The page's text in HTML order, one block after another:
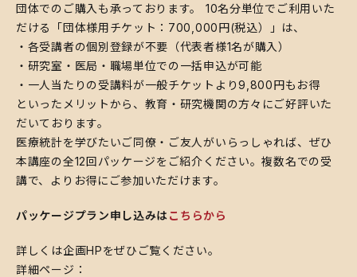
団体でのご購入も承っております。 10名分単位でご利用いた
だける「団体様用チケット：700,000円(税込）」は、
・各受講者の個別登録が不要（代表者様1名が購入）
・研究室・医局・職場単位での一括申込が可能
・一人当たりの受講料が一般チケットより9,800円もお得
といったメリットから、教育・研究機関の方々にご好評いた
だいております。
医療統計を学びたいご同僚・ご友人がいらっしゃれば、ぜひ
本講座の全12回パッケージをご紹介ください。複数名での受
講で、よりお得にご参加いただけます。
パッケージプラン申し込みはこちらから
詳しくは企画HPをぜひご覧ください。
詳細ページ：